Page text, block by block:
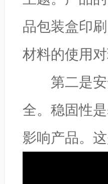
品包装盒印
材料的使用
第二是安
全。稳固性
影响产品。